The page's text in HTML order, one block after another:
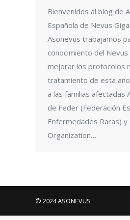
Bienvenidos al blog de
Española de Nevus
Asonevus trabajamos
conocimiento del
mejorar los protocolos
tratamiento de esta
a las familias afectadas
de Feder (Federación
Enfermedades Raras)
Organization…
© 2024 ASONEVUS